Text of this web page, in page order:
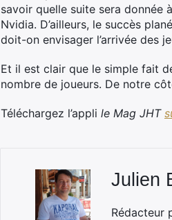
savoir quelle suite sera donnée
Nvidia. D’ailleurs, le succès
doit-on envisager l’arrivée des
Et il est clair que le simple fait
nombre de joueurs. De notre
Téléchargez l’appli le Mag JHT
Julien
Rédacteur